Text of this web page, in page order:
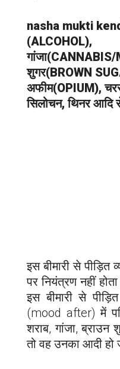
nasha mukti
(ALCOHOL),
शुगर(BROWN
अफीम(OPIUM),
सिलोचन, थिनर आदि
इस बीमारी से पीड़ित
पर नियंत्रण नहीं
इस बीमारी से
(mood after) में
शराब, गांजा,
तो वह उनका आदी हो